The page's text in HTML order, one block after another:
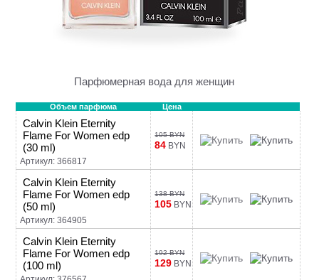
Парфюмерная вода для женщин
Объем парфюма Цена
Calvin Klein Eternity
Flame For Women edp
(30 ml)
Артикул: 366817
105 BYN
84 BYN
Calvin Klein Eternity
Flame For Women edp
(50 ml)
Артикул: 364905
138 BYN
105 BYN
Calvin Klein Eternity
Flame For Women edp
(100 ml)
192 BYN
129 BYN